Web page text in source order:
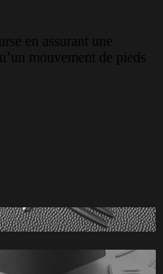
en assurant une
mouvement de pieds